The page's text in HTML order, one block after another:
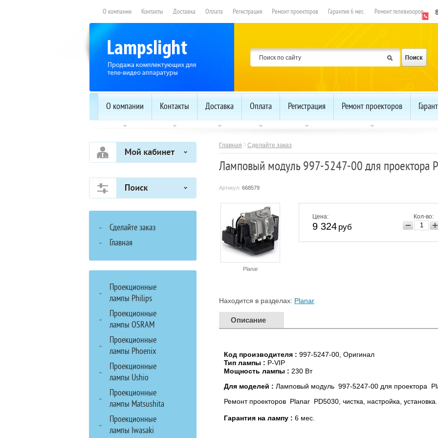
О компании Контакты Доставка Оплата Регистрация Ремонт проекторов Гарантия 6 мес. Ремонт телевизоров
О компании Контакты Доставка Оплата Регистрация Ремонт проекторов
Главная Сделайте заказ
Ламповый модуль 997-5247-00 для проектора
Артикул: 668579
Planar
Цена:
9 324 руб
Кол-во:
Находится в разделах: Planar
Описание
Код производителя : 997-5247-00, Оригинал
Тип лампы : P-VIP
Мощность лампы : 230 Вт
Для моделей : Ламповый модуль 997-5247-00 для проектора
Ремонт проекторов Planar PD5030, чистка, настройка, установка.
Гарантия на лампу : 6 мес.
Сделайте заказ
Главная
Проекционные
лампы Philips
Проекционные
лампы OSRAM
Проекционные
лампы Phoenix
Проекционные
лампы Ushio
Проекционные
лампы Matsushita
Проекционные
лампы Iwasaki